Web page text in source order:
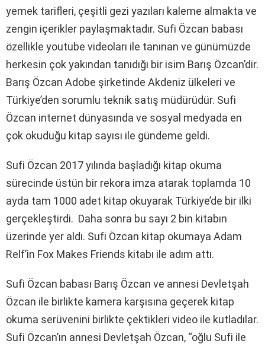
yemek tarifleri, çeşitli gezi yazıları kaleme almakta ve
zengin içerikler paylaşmaktadır. Sufi Özcan babası
özellikle youtube videoları ile tanınan ve günümüzde
herkesin çok yakından tanıdığı bir isim Barış Özcan’dir.
Barış Özcan Adobe şirketinde Akdeniz ülkeleri ve
Türkiye’den sorumlu teknik satış müdürüdür. Sufi
Özcan internet dünyasında ve sosyal medyada en
çok okuduğu kitap sayısı ile gündeme geldi.
Sufi Özcan 2017 yılında başladığı kitap okuma
sürecinde üstün bir rekora imza atarak toplamda 10
ayda tam 1000 adet kitap okuyarak Türkiye’de bir ilki
gerçekleştirdi. Daha sonra bu sayı 2 bin kitabın
üzerinde yer aldı. Sufi Özcan kitap okumaya Adam
Relf’in Fox Makes Friends kitabı ile adım attı.
Sufi Özcan babası Barış Özcan ve annesi Devletşah
Özcan ile birlikte kamera karşısına geçerek kitap
okuma serüvenini birlikte çektikleri video ile kutladılar.
Sufi Özcan’ın annesi Devletşah Özcan, “oğlu Sufi ile